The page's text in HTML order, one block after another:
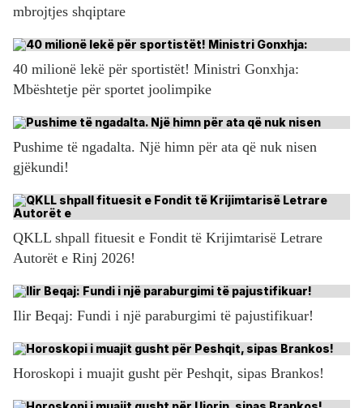
mbrojtjes shqiptare
40 milionë lekë për sportistët! Ministri Gonxhja:
Mbështetje për sportet joolimpike
Pushime të ngadalta. Një himn për ata që nuk nisen
gjëkundi!
QKLL shpall fituesit e Fondit të Krijimtarisë Letrare
Autorët e Rinj 2026!
Ilir Beqaj: Fundi i një paraburgimi të pajustifikuar!
Horoskopi i muajit gusht për Peshqit, sipas Brankos!